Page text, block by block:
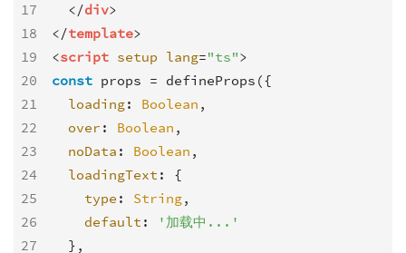
17
18
19
20
21
22
23
24
25
26
27
</div>
</template>
<script setup lang="ts">
const props = defineProps({
loading: Boolean ,
over : Boolean ,
noData : Boolean ,
loadingText : {
type : String,
default :
'加载中...'
  },